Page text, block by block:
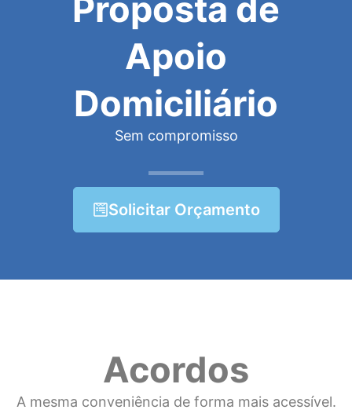
Proposta de
Apoio
Domiciliário
Sem compromisso
Solicitar Orçamento
Acordos
A mesma conveniência de forma mais acessível.